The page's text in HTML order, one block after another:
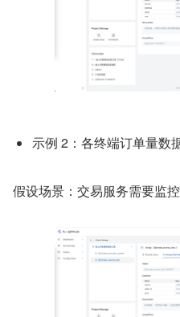
示例 2：各终端订单量数
假设场景：交易服务需要监